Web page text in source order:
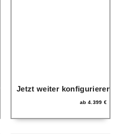
Jetzt weiter konfigurieren
ab4.399€